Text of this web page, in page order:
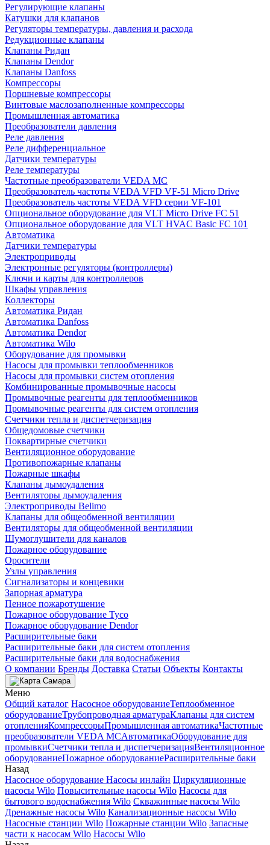
Регулирующие клапаны
Катушки для клапанов
Регуляторы температуры, давления и расхода
Редукционные клапаны
Клапаны Ридан
Клапаны Dendor
Клапаны Danfoss
Компрессоры
Поршневые компрессоры
Винтовые маслозаполненные компрессоры
Промышленная автоматика
Преобразователи давления
Реле давления
Реле дифференциальное
Датчики температуры
Реле температуры
Частотные преобразователи VEDA MC
Преобразователь частоты VEDA VFD VF-51 Micro Drive
Преобразователь частоты VEDA VFD серии VF-101
Опциональное оборудование для VLT Micro Drive FC 51
Опциональное оборудование для VLT HVAC Basic FC 101
Автоматика
Датчики температуры
Электроприводы
Электронные регуляторы (контроллеры)
Ключи и карты для контроллеров
Шкафы управления
Коллекторы
Автоматика Ридан
Автоматика Danfoss
Автоматика Dendor
Автоматика Wilo
Оборудование для промывки
Насосы для промывки теплообменников
Насосы для промывки систем отопления
Комбинированные промывочные насосы
Промывочные реагенты для теплообменников
Промывочные реагенты для систем отопления
Счетчики тепла и диспетчеризация
Общедомовые счетчики
Поквартирные счетчики
Вентиляционное оборудование
Противопожарные клапаны
Пожарные шкафы
Клапаны дымоудаления
Вентиляторы дымоудаления
Электроприводы Belimo
Клапаны для общеобменной вентиляции
Вентиляторы для общеобменной вентиляции
Шумоглушители для каналов
Пожарное оборудование
Оросители
Узлы управления
Сигнализаторы и концевики
Запорная арматура
Пенное пожаротушение
Пожарное оборудование Tyco
Пожарное оборудование Dendor
Расширительные баки
Расширительные баки для систем отопления
Расширительные баки для водоснабжения
О компании Бренды Доставка Статьи Объекты Контакты
Самара
Меню
Общий каталог Насосное оборудованиеТеплообменное
оборудованиеТрубопроводная арматураКлапаны для систем
отопленияКомпрессорыПромышленная автоматикаЧастотные
преобразователи VEDA MCАвтоматикаОборудование для
промывкиСчетчики тепла и диспетчеризацияВентиляционное
оборудованиеПожарное оборудованиеРасширительные баки
Назад
Насосное оборудование Насосы инлайн Циркуляционные
насосы Wilo Повысительные насосы Wilo Насосы для
бытового водоснабжения Wilo Скважинные насосы Wilo
Дренажные насосы Wilo Канализационные насосы Wilo
Насосные станции Wilo Пожарные станции Wilo Запасные
части к насосам Wilo Насосы Wilo